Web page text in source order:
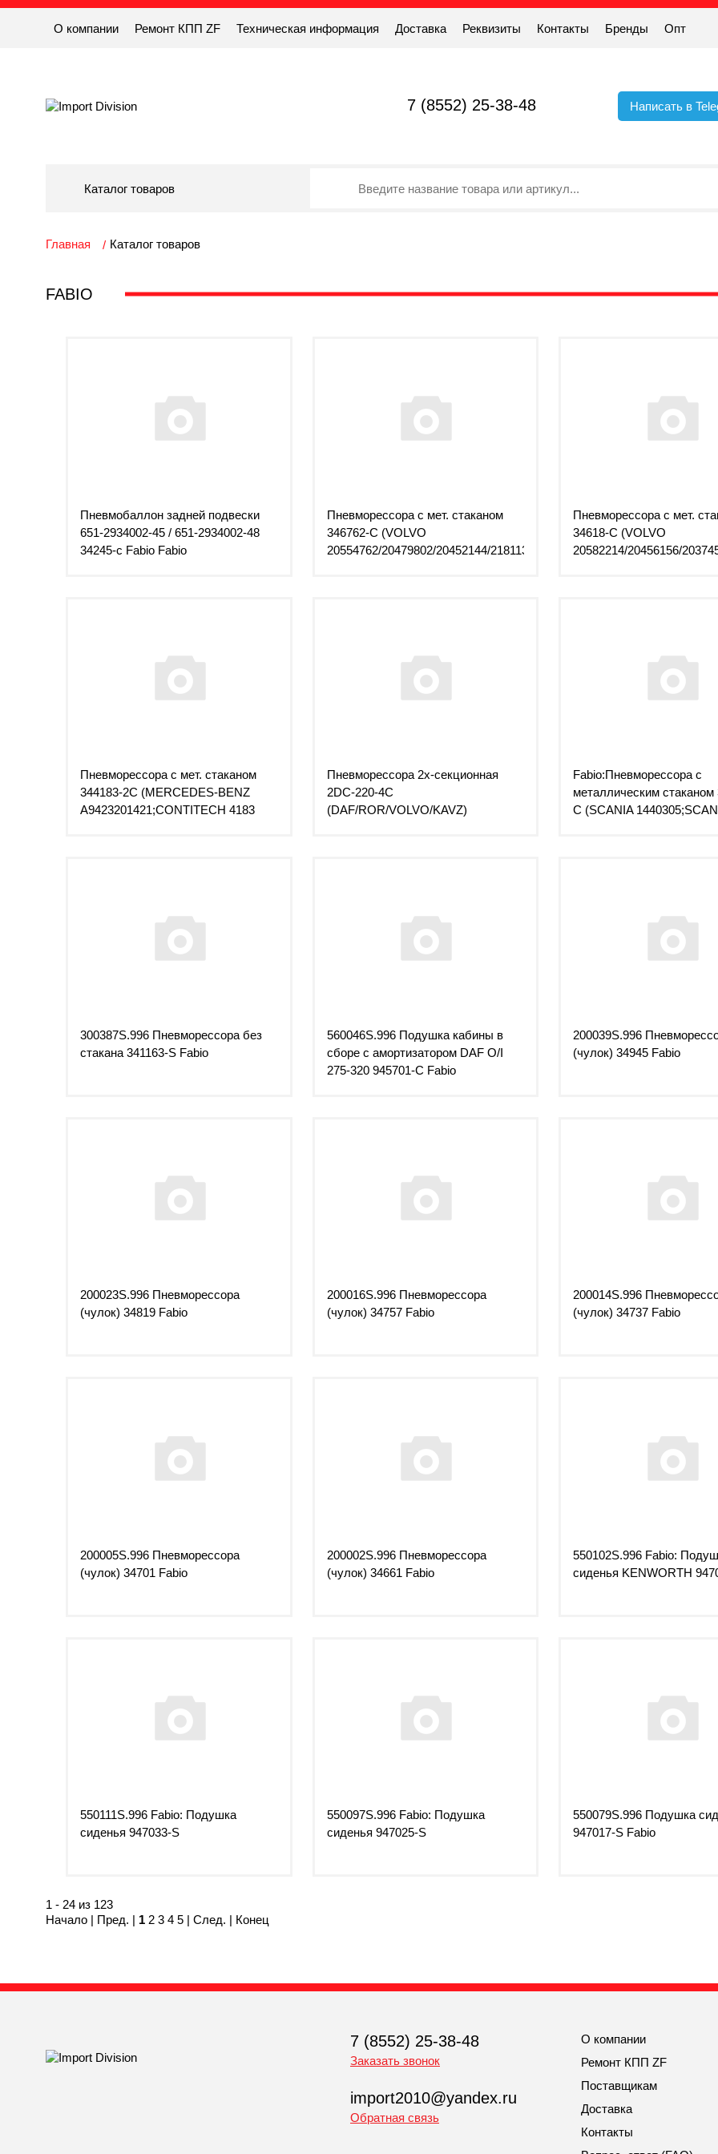
О компании Ремонт КПП ZF Техническая информация Доставка Реквизиты Контакты Бренды Опт
7 (8552) 25-38-48 Написать в
Каталог товаров
Главная Каталог товаров
FABIO
Пневмобаллон задней подвески
651-2934002-45 / 651-2934002-48
34245-с Fabio Fabio
Пневморессора с мет. стаканом
346762-C (VOLVO
20554762/20479802/20452144/21811323/21961475)
Пневморессора с мет.
34618-C (VOLVO
20582214/20456156/
Пневморессора с мет. стаканом
344183-2C (MERCEDES-BENZ
A9423201421;CONTITECH 4183
Пневморессора 2х-секционная
2DC-220-4C
(DAF/ROR/VOLVO/KAVZ)
Fabio:Пневморессора с
металлическим стаканом
C (SCANIA
300387S.996 Пневморессора без
стакана 341163-S Fabio
560046S.996 Подушка кабины в
сборе с амортизатором DAF O/I
275-320 945701-C Fabio
200039S.996
(чулок) 34945 Fabio
200023S.996 Пневморессора
(чулок) 34819 Fabio
200016S.996 Пневморессора
(чулок) 34757 Fabio
200014S.996
(чулок) 34737 Fabio
200005S.996 Пневморессора
(чулок) 34701 Fabio
200002S.996 Пневморессора
(чулок) 34661 Fabio
550102S.996 Fabio:
сиденья KENWORTH
550111S.996 Fabio: Подушка
сиденья 947033-S
550097S.996 Fabio: Подушка
сиденья 947025-S
550079S.996 Подушка
947017-S Fabio
1 - 24 из 123
Начало | Пред. | 1 2 3 4 5 | След. | Конец
7 (8552) 25-38-48
Заказать звонок
import2010@yandex.ru
Обратная связь
О компании
Ремонт КПП ZF
Поставщикам
Доставка
Контакты